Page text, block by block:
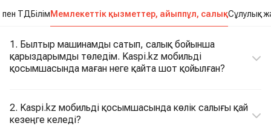
пен ТДБілімМемлекеттік қызметтер, айыппұл, салықСұлулық
1. Былтыр машинамды сатып, салық бойынша
қарыздарымды төледім. Kaspi.kz мобильді
қосымшасында маған неге қайта шот қойылған?
2. Kaspi.kz мобильді қосымшасында көлік салығы қай
кезеңге келеді?